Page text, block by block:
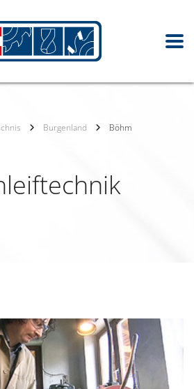
Burgenland
Böhm